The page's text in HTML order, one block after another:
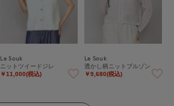
Le Souk
ニットツイードジレ
￥11,000(税込)
Le Souk
透かし柄ニットブルゾン
￥9,680(税込)